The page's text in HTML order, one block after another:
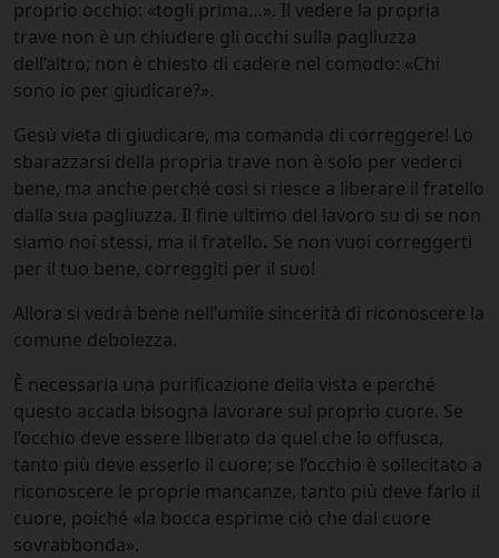
proprio occhio: «togli prima…». Il vedere la propria
trave non è un chiudere gli occhi sulla pagliuzza
dell’altro; non è chiesto di cadere nel comodo: «Chi
sono io per giudicare?».
Gesù vieta di giudicare, ma comanda di correggere! Lo
sbarazzarsi della propria trave non è solo per vederci
bene, ma anche perché così si riesce a liberare il fratello
dalla sua pagliuzza. Il fine ultimo del lavoro su di se non
siamo noi stessi, ma il fratello. Se non vuoi correggerti
per il tuo bene, correggiti per il suo!
Allora si vedrà bene nell’umile sincerità di riconoscere la
comune debolezza.
È necessaria una purificazione della vista e perché
questo accada bisogna lavorare sul proprio cuore. Se
l’occhio deve essere liberato da quel che lo offusca,
tanto più deve esserlo il cuore; se l’occhio è sollecitato a
riconoscere le proprie mancanze, tanto più deve farlo il
cuore, poiché «la bocca esprime ciò che dal cuore
sovrabbonda».